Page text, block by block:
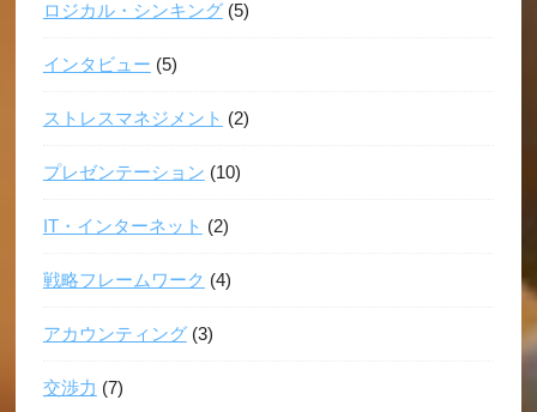
ロジカル・シンキング(5)
インタビュー (5)
ストレスマネジメント (2)
プレゼンテーション (10)
IT・インターネット (2)
戦略フレームワーク (4)
アカウンティング(3)
交渉力 (7)